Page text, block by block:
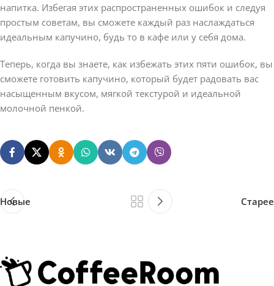
напитка. Избегая этих распространенных ошибок и следуя
простым советам, вы сможете каждый раз наслаждаться
идеальным капучино, будь то в кафе или у себя дома.
Теперь, когда вы знаете, как избежать этих пяти ошибок, вы
сможете готовить капучино, который будет радовать вас
насыщенным вкусом, мягкой текстурой и идеальной
молочной пенкой.
Новые Старее